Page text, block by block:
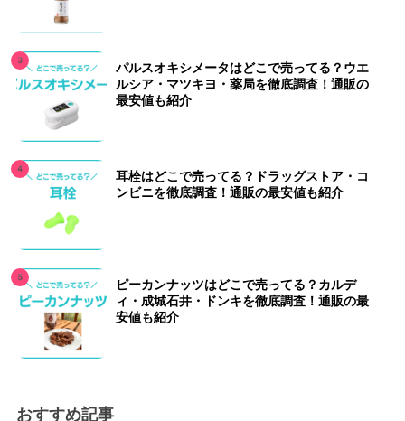
パルスオキシメータはどこで売ってる？ウエ
ルシア・マツキヨ・薬局を徹底調査！通販の
最安値も紹介
耳栓はどこで売ってる？ドラッグストア・コ
ンビニを徹底調査！通販の最安値も紹介
ピーカンナッツはどこで売ってる？カルデ
ィ・成城石井・ドンキを徹底調査！通販の最
安値も紹介
おすすめ記事